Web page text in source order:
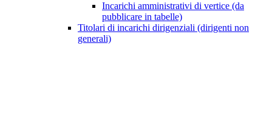
Incarichi amministrativi di vertice (da
pubblicare in tabelle)
Titolari di incarichi dirigenziali (dirigenti non
generali)